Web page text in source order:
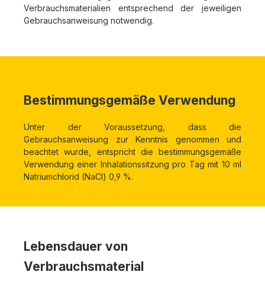
Verbrauchsmaterialien entsprechend der jeweiligen
Gebrauchsanweisung notwendig.
Bestimmungsgemäße Verwendung
Unter der Voraussetzung, dass die
Gebrauchsanweisung zur Kenntnis genommen und
beachtet wurde, entspricht die bestimmungsgemäße
Verwendung einer Inhalationssitzung pro Tag mit 10 ml
Natriumchlorid (NaCl) 0,9 %.
Lebensdauer von
Verbrauchsmaterial